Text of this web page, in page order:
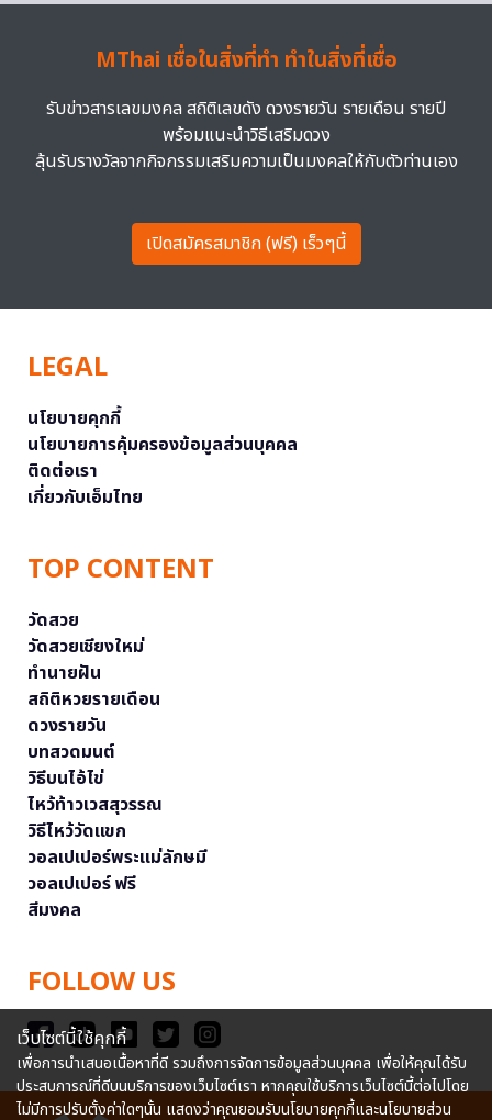
MThai เชื่อในสิ่งที่ทำ ทำในสิ่งที่เชื่อ
รับข่าวสารเลขมงคล สถิติเลขดัง ดวงรายวัน รายเดือน รายปี
พร้อมแนะนำวิธีเสริมดวง
ลุ้นรับรางวัลจากกิจกรรมเสริมความเป็นมงคลให้กับตัวท่านเอง
เปิดสมัครสมาชิก (ฟรี) เร็วๆนี้
LEGAL
นโยบายคุกกี้
นโยบายการคุ้มครองข้อมูลส่วนบุคคล
ติดต่อเรา
เกี่ยวกับเอ็มไทย
TOP CONTENT
วัดสวย
วัดสวยเชียงใหม่
ทำนายฝัน
สถิติหวยรายเดือน
ดวงรายวัน
บทสวดมนต์
วิธีบนไอ้ไข่
ไหว้ท้าวเวสสุวรรณ
วิธีไหว้วัดแขก
วอลเปเปอร์พระแม่ลักษมี
วอลเปเปอร์ ฟรี
สีมงคล
FOLLOW US
เว็บไซต์นี้ใช้คุกกี้
เพื่อการนำเสนอเนื้อหาที่ดี รวมถึงการจัดการข้อมูลส่วนบุคคล เพื่อให้คุณได้รับ
ประสบการณ์ที่ดีบนบริการของเว็บไซต์เรา หากคุณใช้บริการเว็บไซต์นี้ต่อไปโดย
ไม่มีการปรับตั้งค่าใดๆนั้น แสดงว่าคุณยอมรับนโยบายคุกกี้และนโยบายส่วน